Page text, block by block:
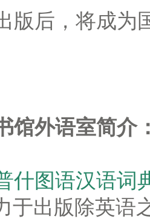
后，将成为
馆外语室简介
什图语汉语词
于出版除英语